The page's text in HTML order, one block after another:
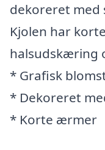
dekoreret med
Kjolen har
halsudskæring
* Grafisk
* Dekoreret
* Korte ærmer